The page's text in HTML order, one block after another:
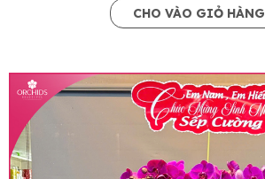
CHO VÀO GIỎ HÀNG